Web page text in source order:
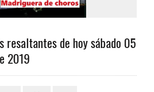
resaltantes de hoy sábado 05
2019